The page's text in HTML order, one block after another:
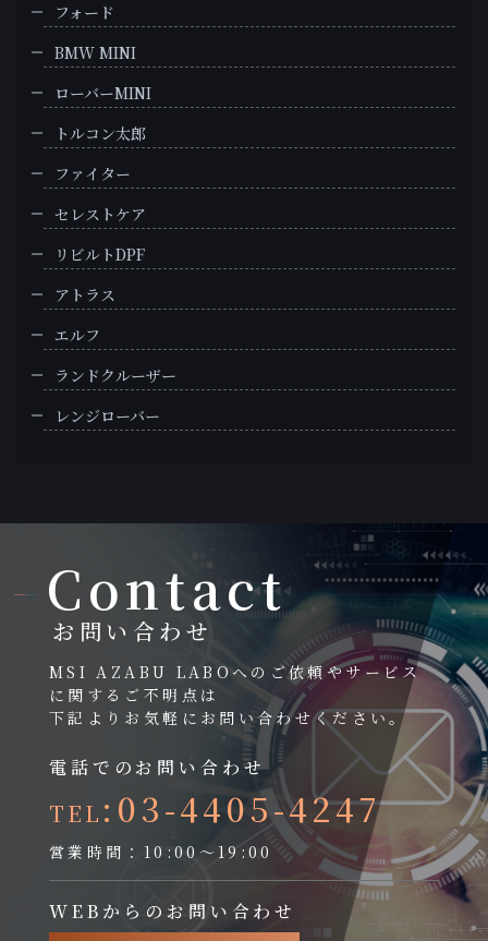
フォード
BMW MINI
ローバーMINI
トルコン太郎
ファイター
セレストケア
リビルトDPF
アトラス
エルフ
ランドクルーザー
レンジローバー
Contact
お問い合わせ
MSI AZABU LABOへのご依頼やサービス
に関するご不明点は
下記よりお気軽にお問い合わせください。
電話でのお問い合わせ
TEL :03-4405-4247
営業時間：10:00～19:00
WEBからのお問い合わせ